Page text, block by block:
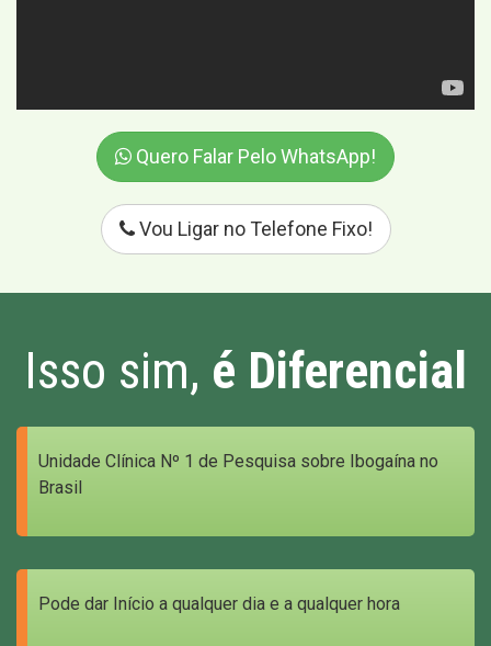
Quero Falar Pelo WhatsApp!
Vou Ligar no Telefone Fixo!
Isso sim, é Diferencial
Unidade Clínica Nº 1 de Pesquisa sobre Ibogaína no
Brasil
Pode dar Início a qualquer dia e a qualquer hora